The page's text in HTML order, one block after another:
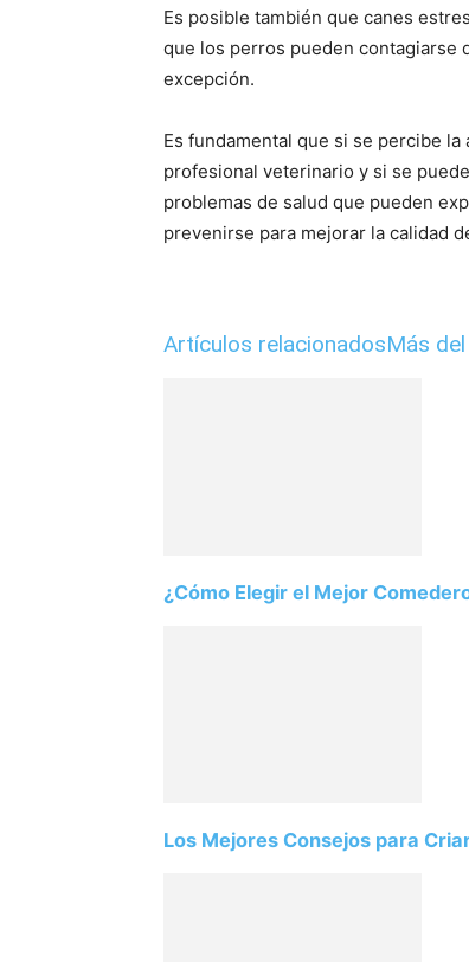
Es posible también que canes
que los perros pueden contagiarse
excepción.
Es fundamental que si se percibe
profesional veterinario y si se
problemas de salud que pueden
prevenirse para mejorar la calidad
Artículos relacionadosMás
¿Cómo Elegir el Mejor
Los Mejores Consejos para